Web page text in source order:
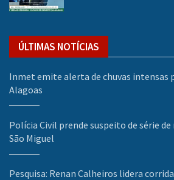
ÚLTIMAS NOTÍCIAS
Inmet emite alerta de chuvas intensas
Alagoas
Polícia Civil prende suspeito de série de
São Miguel
Pesquisa: Renan Calheiros lidera